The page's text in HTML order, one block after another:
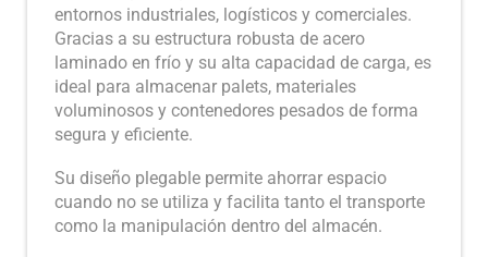
entornos industriales, logísticos y comerciales.
Gracias a su estructura robusta de acero
laminado en frío y su alta capacidad de carga, es
ideal para almacenar palets, materiales
voluminosos y contenedores pesados de forma
segura y eficiente.
Su diseño plegable permite ahorrar espacio
cuando no se utiliza y facilita tanto el transporte
como la manipulación dentro del almacén.